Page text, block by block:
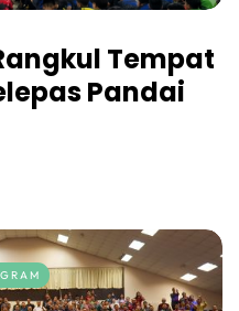
Tempat
Pandai